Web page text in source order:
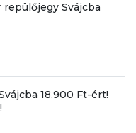
Svájcba
18.900 Ft-ért!